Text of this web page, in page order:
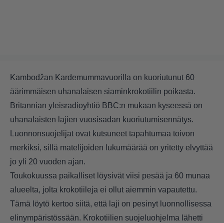
Kambodžan Kardemummavuorilla on kuoriutunut 60
äärimmäisen uhanalaisen siaminkrokotiilin poikasta.
Britannian yleisradioyhtiö BBC:n mukaan kyseessä on
uhanalaisten lajien vuosisadan kuoriutumisennätys.
Luonnonsuojelijat ovat kutsuneet tapahtumaa toivon
merkiksi, sillä matelijoiden lukumäärää on yritetty elvyttää
jo yli 20 vuoden ajan.
Toukokuussa paikalliset löysivät viisi pesää ja 60 munaa
alueelta, jolta krokotiileja ei ollut aiemmin vapautettu.
Tämä löytö kertoo siitä, että laji on pesinyt luonnollisessa
elinympäristössään. Krokotiilien suojeluohjelma lähetti